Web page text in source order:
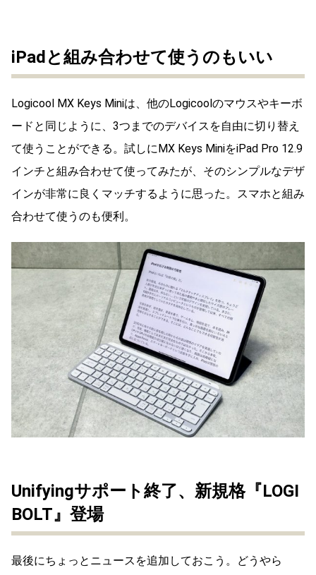
iPadと組み合わせて使うのもいい
Logicool MX Keys Miniは、他のLogicoolのマウスやキーボ
ードと同じように、3つまでのデバイスを自由に切り替え
て使うことができる。試しにMX Keys MiniをiPad Pro 12.9
インチと組み合わせて使ってみたが、そのシンプルなデザ
インが非常に良くマッチするように思った。スマホと組み
合わせて使うのも便利。
Unifyingサポート終了、新規格『LOGI
BOLT』登場
最後にちょっとニュースを追加しておこう。どうやら